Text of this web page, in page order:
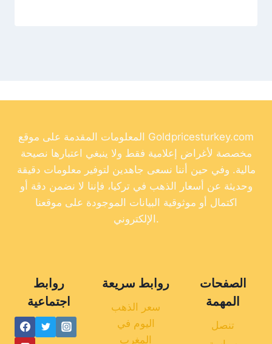
المعلومات المقدمة على موقع Goldpricesturkey.com
مخصصة لأغراض إعلامية فقط ولا ينبغي اعتبارها نصيحة
مالية. وفي حين أننا نسعى جاهدين لتوفير معلومات دقيقة
وحديثة عن أسعار الذهب في تركيا، فإننا لا نضمن دقة أو
اكتمال أو موثوقية البيانات الموجودة على موقعنا
الإلكتروني.
روابط
اجتماعية
روابط سريعة
سعر الذهب
اليوم في
المغرب
الصفحات
المهمة
تنصل